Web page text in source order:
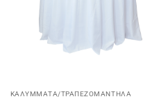
ΚΑΛΎΜΜΑΤΑ/ΤΡΑΠΕΖΟΜΆΝΤΗΛΑ